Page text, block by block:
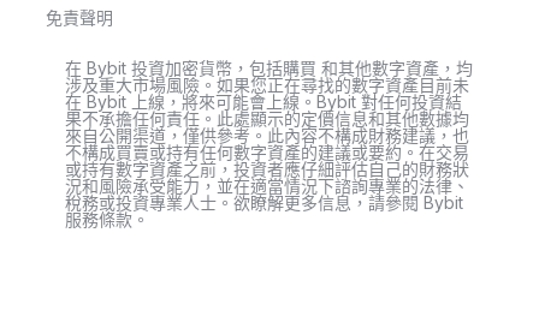
免責聲明
在 Bybit 投資加密貨幣，包括購買 和其他數字資產，均
涉及重大市場風險。如果您正在尋找的數字資產目前未
在 Bybit 上線，將來可能會上線。Bybit 對任何投資結
果不承擔任何責任。此處顯示的定價信息和其他數據均
來自公開渠道，僅供參考。此內容不構成財務建議，也
不構成買賣或持有任何數字資產的建議或要約。在交易
或持有數字資產之前，投資者應仔細評估自己的財務狀
況和風險承受能力，並在適當情況下諮詢專業的法律、
稅務或投資專業人士。欲瞭解更多信息，請參閱 Bybit
服務條款。